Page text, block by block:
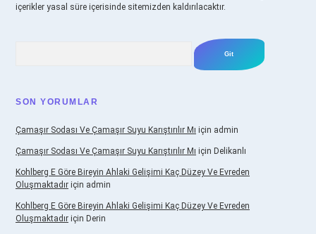
içerikler yasal süre içerisinde sitemizden kaldırılacaktır.
SON YORUMLAR
Çamaşır Sodası Ve Çamaşır Suyu Karıştırılır Mı için admin
Çamaşır Sodası Ve Çamaşır Suyu Karıştırılır Mı için Delikanlı
Kohlberg E Göre Bireyin Ahlaki Gelişimi Kaç Düzey Ve Evreden
Oluşmaktadır için admin
Kohlberg E Göre Bireyin Ahlaki Gelişimi Kaç Düzey Ve Evreden
Oluşmaktadır için Derin